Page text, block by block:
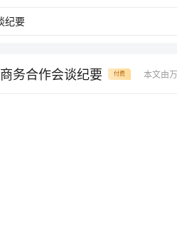
商务合作会谈纪要 付费 本文由